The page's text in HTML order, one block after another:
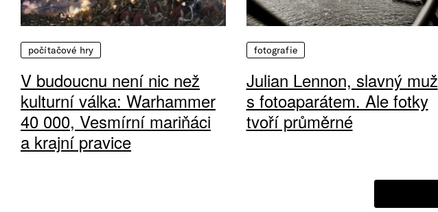
počítačové hry
V budoucnu není nic než
kulturní válka: Warhammer
40 000, Vesmírní mariňáci
a krajní pravice
fotografie
Julian Lennon, slavný muž
s fotoaparátem. Ale fotky
tvoří průměrné